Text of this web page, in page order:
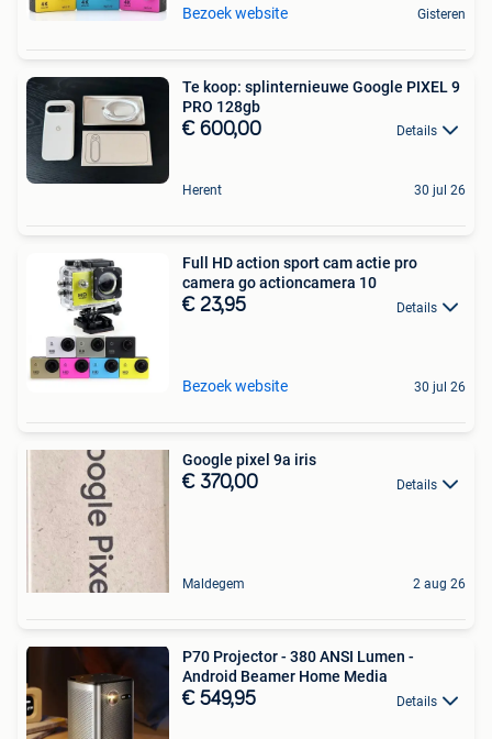
Bezoek website Gisteren
Te koop: splinternieuwe Google PIXEL 9
PRO 128gb
€ 600,00 Details
Herent 30 jul 26
Full HD action sport cam actie pro
camera go actioncamera 10
€ 23,95 Details
Bezoek website 30 jul 26
Google pixel 9a iris
€ 370,00 Details
Maldegem 2 aug 26
P70 Projector - 380 ANSI Lumen -
Android Beamer Home Media
€ 549,95 Details